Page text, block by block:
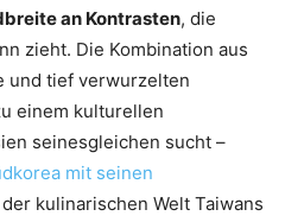
an Kontrasten, die
zieht. Die Kombination aus
und tief verwurzelten
einem kulturellen
seinesgleichen sucht –
mit seinen
der kulinarischen Welt Taiwans